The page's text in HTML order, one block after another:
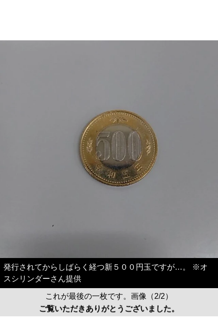
発行されてからしばらく経つ新５００円玉ですが…。 ※オ
スシリンダーさん提供
これが最後の一枚です。画像（2/2）
ご覧いただきありがとうございました。